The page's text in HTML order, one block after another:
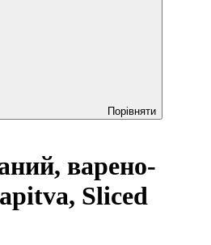
Порівняти
варено-
Sliced